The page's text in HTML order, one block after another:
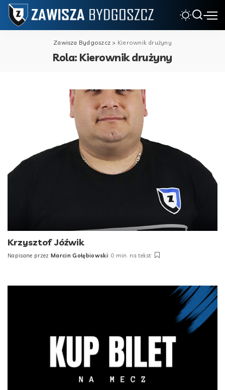
Zawisza Bydgoszcz > Kierownik drużyny
Rola: Kierownik drużyny
Krzysztof Jóźwik
Posted
Napisane przez Marcin Gołębiowski 0 min. na tekst